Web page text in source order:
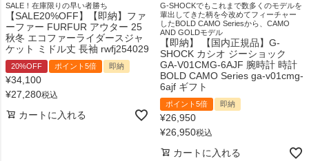
SALE！在庫限りの早い者勝ち
【SALE20%OFF】【即納】ファ
ーファー FURFUR アウター 25
秋冬 エコファーライダースジャ
ケット ミドル丈 長袖 rwfj254029
20%OFF ポイント5倍 即納
¥34,100
¥27,280税込
カートに入れる
G-SHOCKでもこれまで数多くのモデルを
輩出してきた柄を今改めてフィーチャー
したBOLD CAMO Seriesから、CAMO
AND GOLDモデル
【即納】 【国内正規品】G-
SHOCK カシオ ジーショック
GA-V01CMG-6AJF 腕時計 時計
BOLD CAMO Series ga-v01cmg-
6ajf ギフト
ポイント5倍 即納
¥26,950
¥26,950税込
カートに入れる